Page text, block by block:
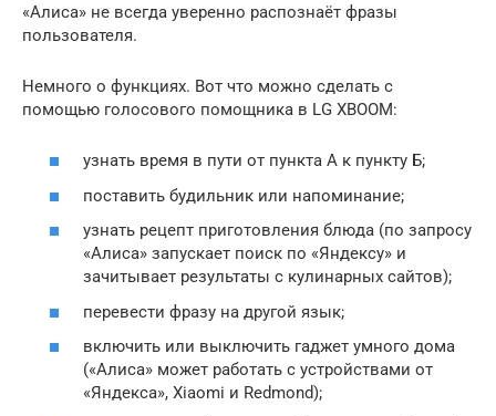
«Алиса» не всегда уверенно распознаёт фразы
пользователя.
Немного о функциях. Вот что можно сделать с
помощью голосового помощника в LG XBOOM:
узнать время в пути от пункта А к пункту Б;
поставить будильник или напоминание;
узнать рецепт приготовления блюда (по запросу
«Алиса» запускает поиск по «Яндексу» и
зачитывает результаты с кулинарных сайтов);
перевести фразу на другой язык;
включить или выключить гаджет умного дома
(«Алиса» может работать с устройствами от
«Яндекса», Xiaomi и Redmond);